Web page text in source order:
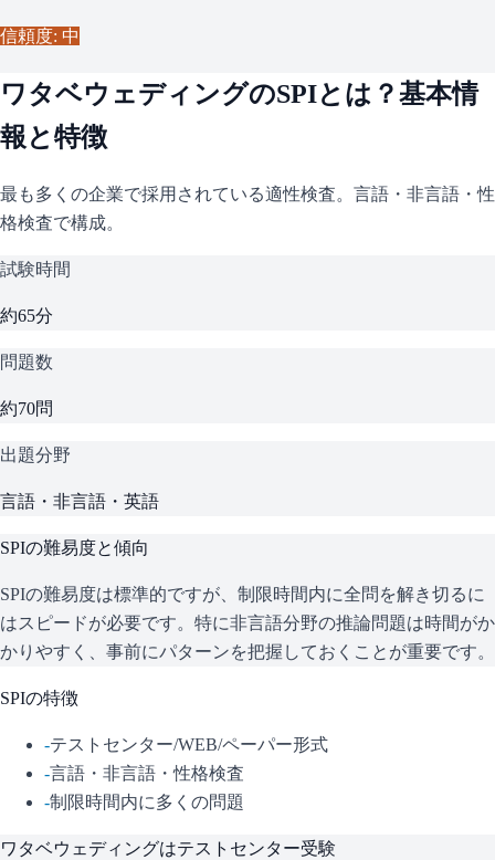
信頼度: 中
ワタベウェディングのSPIとは？基本情
報と特徴
最も多くの企業で採用されている適性検査。言語・非言語・性
格検査で構成。
試験時間
約65分
問題数
約70問
出題分野
言語・非言語・英語
SPIの難易度と傾向
SPIの難易度は標準的ですが、制限時間内に全問を解き切るに
はスピードが必要です。特に非言語分野の推論問題は時間がか
かりやすく、事前にパターンを把握しておくことが重要です。
SPIの特徴
-テストセンター/WEB/ペーパー形式
-言語・非言語・性格検査
-制限時間内に多くの問題
ワタベウェディングはテストセンター受験